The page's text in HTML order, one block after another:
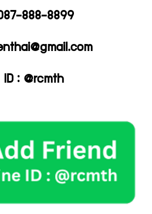
888-8899
ID : @rcmth